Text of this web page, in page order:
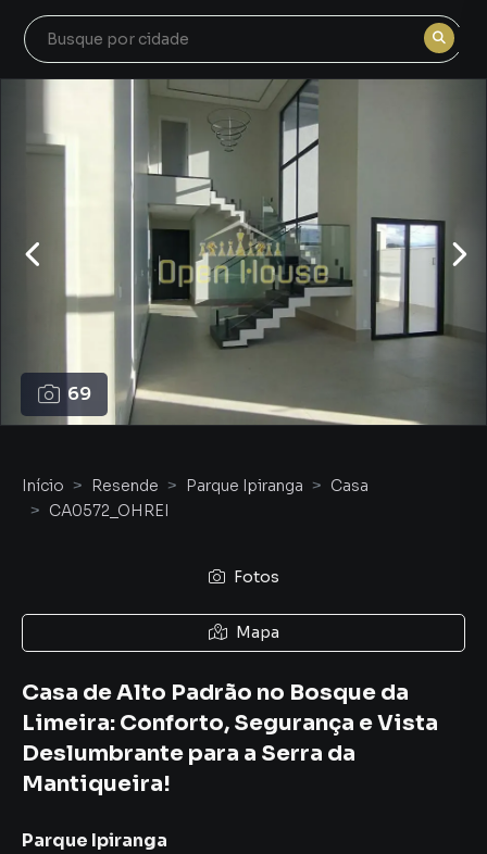
69
Início Resende Parque Ipiranga
Casa
CA0572_OHREI
Fotos
Mapa
Casa de Alto Padrão no Bosque da
Limeira: Conforto, Segurança e Vista
Deslumbrante para a Serra da
Mantiqueira!
Parque Ipiranga